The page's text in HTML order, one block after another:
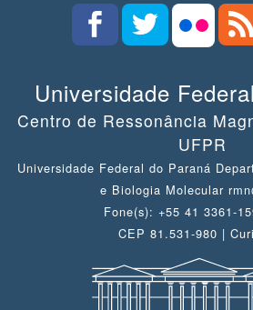
Universidade
Centro de Ressonância
UFPR
Universidade Federal do Paraná
e Biologia Molecular
Fone(s): +55 41 3361-
CEP 81.531-980 |